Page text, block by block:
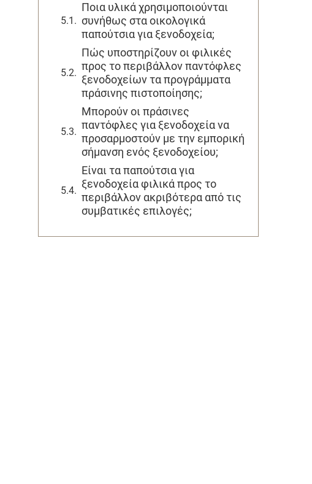
Ποια υλικά χρησιμοποιούνται
συνήθως στα οικολογικά
παπούτσια για ξενοδοχεία;
Πώς υποστηρίζουν οι φιλικές
προς το περιβάλλον παντόφλες
ξενοδοχείων τα προγράμματα
πράσινης πιστοποίησης;
Μπορούν οι πράσινες
παντόφλες για ξενοδοχεία να
προσαρμοστούν με την εμπορική
σήμανση ενός ξενοδοχείου;
Είναι τα παπούτσια για
ξενοδοχεία φιλικά προς το
περιβάλλον ακριβότερα από τις
συμβατικές επιλογές;